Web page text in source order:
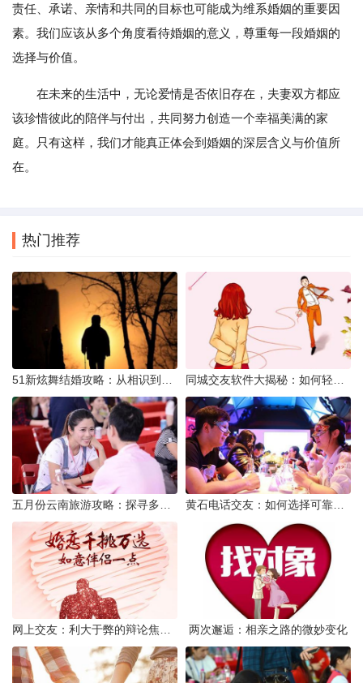
责任、承诺、亲情和共同的目标也可能成为维系婚姻的重要因
素。我们应该从多个角度看待婚姻的意义，尊重每一段婚姻的
选择与价值。
在未来的生活中，无论爱情是否依旧存在，夫妻双方都应
该珍惜彼此的陪伴与付出，共同努力创造一个幸福美满的家
庭。只有这样，我们才能真正体会到婚姻的深层含义与价值所
在。
热门推荐
两次邂逅：相亲之路的微妙变化